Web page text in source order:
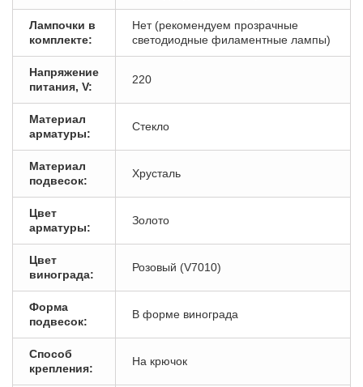
Лампочки в
комплекте:
Нет (рекомендуем прозрачные
светодиодные филаментные лампы)
Напряжение
питания, V:
220
Материал
арматуры:
Стекло
Материал
подвесок:
Хрусталь
Цвет
арматуры:
Золото
Цвет
винограда:
Розовый (V7010)
Форма
подвесок:
В форме винограда
Способ
крепления:
На крючок